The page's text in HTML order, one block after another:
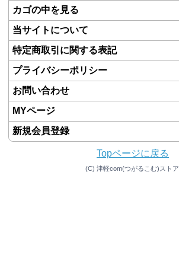
カゴの中を見る
当サイトについて
特定商取引に関する表記
プライバシーポリシー
お問い合わせ
MYページ
新規会員登録
Topページに戻る
(C) 津軽com(つがるこむ)ストア.